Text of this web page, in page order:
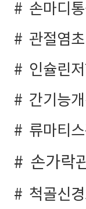
손마디
관절염
인슐린
간기능
류마티
손가락
척골신